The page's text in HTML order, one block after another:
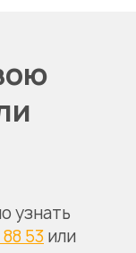
узнать
53 или